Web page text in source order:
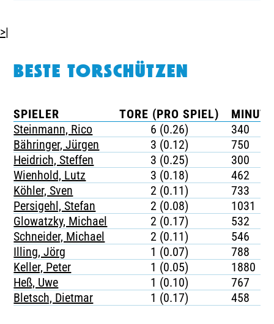
>|
BESTE TORSCHÜTZEN
SPIELER TORE (PRO SPIEL)
Steinmann, Rico
6 (0.26)
340
Bähringer, Jürgen
3 (0.12)
750
Heidrich, Steffen
3 (0.25)
300
Wienhold, Lutz
3 (0.18)
462
Köhler, Sven
2 (0.11)
733
Persigehl, Stefan
2 (0.08)
1031
Glowatzky, Michael
2 (0.17)
532
Schneider, Michael
2 (0.11)
546
Illing, Jörg
1 (0.07)
788
Keller, Peter
1 (0.05)
1880
Heß, Uwe
1 (0.10)
767
Bletsch, Dietmar
1 (0.17) 458